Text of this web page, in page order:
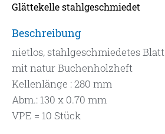
Glättekelle stahlgeschmiedet
Beschreibung
nietlos, stahlgeschmiedetes Blatt
mit natur Buchenholzheft
Kellenlänge : 280 mm
Abm.: 130 x 0.70 mm
VPE = 10 Stück